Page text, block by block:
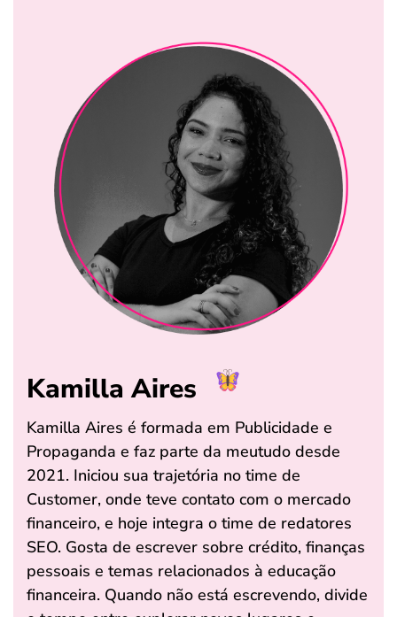
Kamilla Aires
Kamilla Aires é formada em Publicidade e
Propaganda e faz parte da meutudo desde
2021. Iniciou sua trajetória no time de
Customer, onde teve contato com o mercado
financeiro, e hoje integra o time de redatores
SEO. Gosta de escrever sobre crédito, finanças
pessoais e temas relacionados à educação
financeira. Quando não está escrevendo, divide